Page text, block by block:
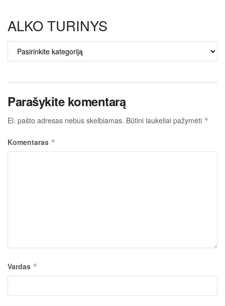
ALKO TURINYS
ALKO
TURINYS
Parašykite komentarą
El. pašto adresas nebus skelbiamas. Būtini laukeliai pažymėti *
Komentaras *
Vardas *